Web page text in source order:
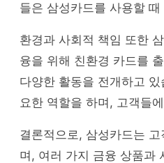
들은 삼성카드를 사용할
환경과 사회적 책임 또한
융을 위해 친환경 카드를
다양한 활동을 전개하고
요한 역할을 하며, 고객들
결론적으로, 삼성카드는
며, 여러 가지 금융 상품과